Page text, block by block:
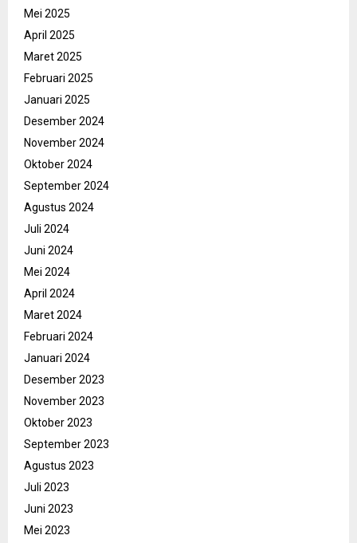
Mei 2025
April 2025
Maret 2025
Februari 2025
Januari 2025
Desember 2024
November 2024
Oktober 2024
September 2024
Agustus 2024
Juli 2024
Juni 2024
Mei 2024
April 2024
Maret 2024
Februari 2024
Januari 2024
Desember 2023
November 2023
Oktober 2023
September 2023
Agustus 2023
Juli 2023
Juni 2023
Mei 2023